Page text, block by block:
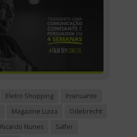
Eletro Shopping
Insinuante
Magazine Luiza
Odebrecht
Ricardo Nunes
Salfer